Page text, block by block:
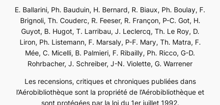
E. Ballarini, Ph. Bauduin, H. Bernard, R. Biaux, Ph. Boulay, F.
Brignoli, Th. Couderc, R. Feeser, R. Françon, P-C. Got, H.
Guyot, B. Hugot, T. Larribau, J. Leclercq, Th. Le Roy, D.
Liron, Ph. Listemann, F. Marsaly, P-F. Mary, Th. Matra, F.
Mée, C. Micelli, B. Palmieri, F. Ribailly, Ph. Ricco, G-D.
Rohrbacher, J. Schreiber, J-N. Violette, G. Warrener
Les recensions, critiques et chroniques publiées dans
l’Aérobibliothèque sont la propriété de l’Aérobibliothèque et
sont protégées par la loi du 1er juillet 1992.